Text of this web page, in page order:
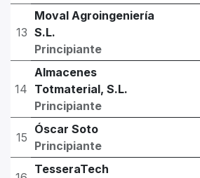
13
Moval Agroingeniería
S.L.
Principiante
14
Almacenes
Totmaterial, S.L.
Principiante
15
Óscar Soto
Principiante
TesseraTech